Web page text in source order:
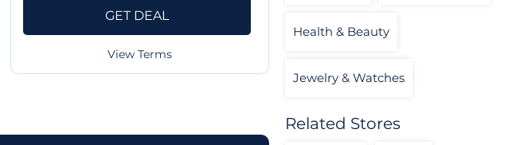
GET DEAL
View Terms
Health & Beauty
Jewelry & Watches
Related Stores